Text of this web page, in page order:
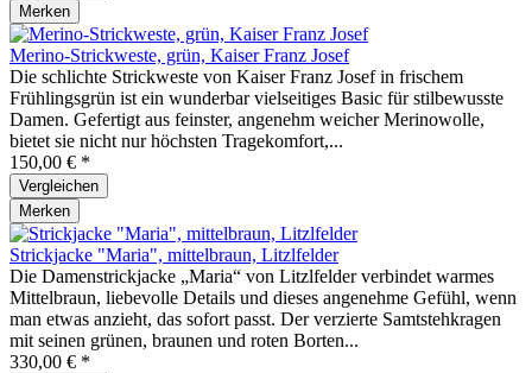
Merken
Merino-Strickweste, grün, Kaiser Franz Josef
Die schlichte Strickweste von Kaiser Franz Josef in frischem
Frühlingsgrün ist ein wunderbar vielseitiges Basic für stilbewusste
Damen. Gefertigt aus feinster, angenehm weicher Merinowolle,
bietet sie nicht nur höchsten Tragekomfort,...
150,00 € *
Vergleichen
Merken
Strickjacke "Maria", mittelbraun, Litzlfelder
Die Damenstrickjacke „Maria“ von Litzlfelder verbindet warmes
Mittelbraun, liebevolle Details und dieses angenehme Gefühl, wenn
man etwas anzieht, das sofort passt. Der verzierte Samtstehkragen
mit seinen grünen, braunen und roten Borten...
330,00 € *